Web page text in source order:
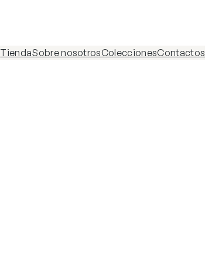
TiendaSobre nosotrosColeccionesContactos